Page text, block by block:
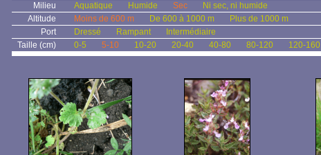
Milieu Aquatique Humide Sec
Ni sec, ni humide
Altitude
Moins de 600 m De 600 à 1000 m
Plus de 1000 m
Port
Dressé Rampant
Intermédiaire
Taille (cm)
0-5 5-10 10-20 20-40 40-80 80-120 120-160